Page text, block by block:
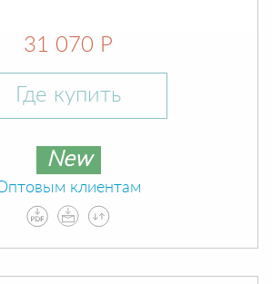
31 070 Р
Где купить
New
клиентам